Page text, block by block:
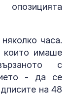
часа.
които имаше
с
- да се
на 48